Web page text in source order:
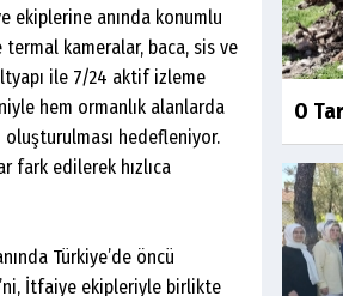
ekiplerine anında konumlu
termal kameralar, baca, sis ve
ile 7/24 aktif izleme
hem ormanlık alanlarda
hedefleniyor.
fark edilerek hızlıca
Türkiye’de öncü
İtfaiye ekipleriyle birlikte
O